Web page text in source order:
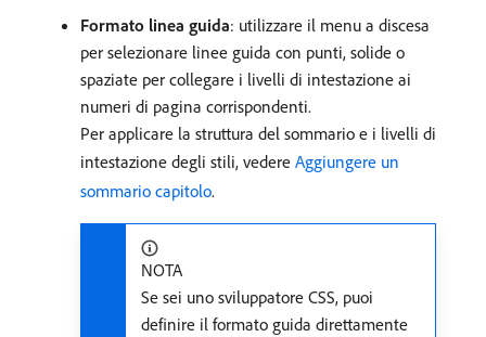
Formato linea guida: utilizzare il menu a discesa
per selezionare linee guida con punti, solide o
spaziate per collegare i livelli di intestazione ai
numeri di pagina corrispondenti.
Per applicare la struttura del sommario e i livelli di
intestazione degli stili, vedere Aggiungere un
sommario capitolo.
NOTA
Se sei uno sviluppatore CSS, puoi
definire il formato guida direttamente